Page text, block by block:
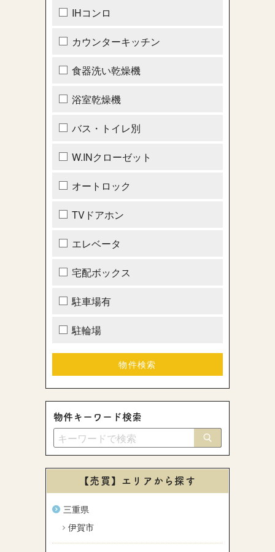
IHコンロ
カウンターキッチン
食器洗い乾燥機
浴室乾燥機
バス・トイレ別
W.INクローゼット
オートロック
TVドアホン
エレベータ
宅配ボックス
駐車場有
駐輪場
物件キーワード検索
【売買】エリアから探す
三重県
伊賀市